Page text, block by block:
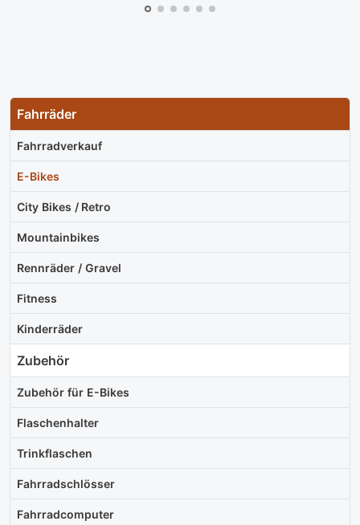
Fahrräder
Fahrradverkauf
E-Bikes
City Bikes / Retro
Mountainbikes
Rennräder / Gravel
Fitness
Kinderräder
Zubehör
Zubehör für E-Bikes
Flaschenhalter
Trinkflaschen
Fahrradschlösser
Fahrradcomputer